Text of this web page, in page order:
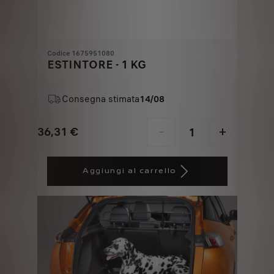
Codice 1675951080
ESTINTORE - 1 KG
Consegna stimata14/08
36,31 €
Price
€
- +
Quantity
1
Aggiungi al carrello